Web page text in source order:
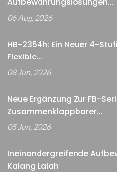
06 Aug, 2026
HB-2354h: Ein Neuer 4-
Flexible...
08 Jun, 2026
Neue Ergänzung Zur FB-
Zusammenklappbarer...
05 Jun, 2026
Ineinandergreifende
Kalang Lalah